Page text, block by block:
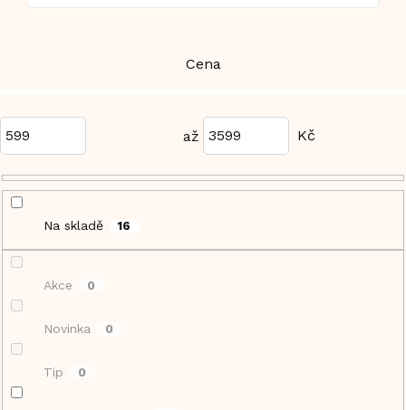
Cena
599 3599
Na skladě 16
Akce 0
Novinka 0
Tip 0